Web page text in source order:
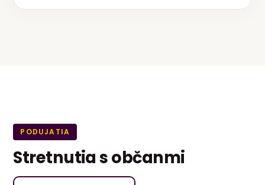
PODUJATIA
Stretnutia s občanmi